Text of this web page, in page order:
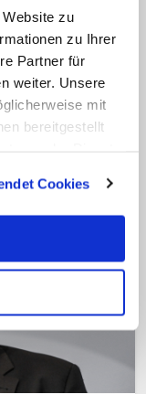
zu
zu Ihrer
Partner für
weiter. Unsere
mit
bereitgestellt
Cookies
Grenzen
dürfe
zu